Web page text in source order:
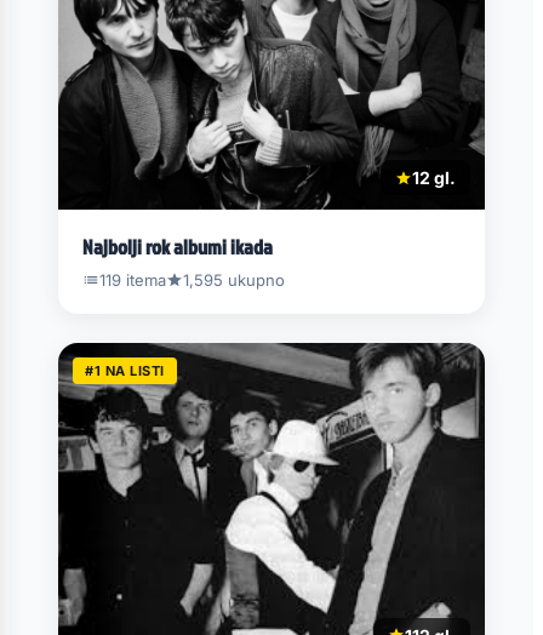
12 gl.
Najbolji rok albumi ikada
119 itema 1,595 ukupno
#1 NA LISTI